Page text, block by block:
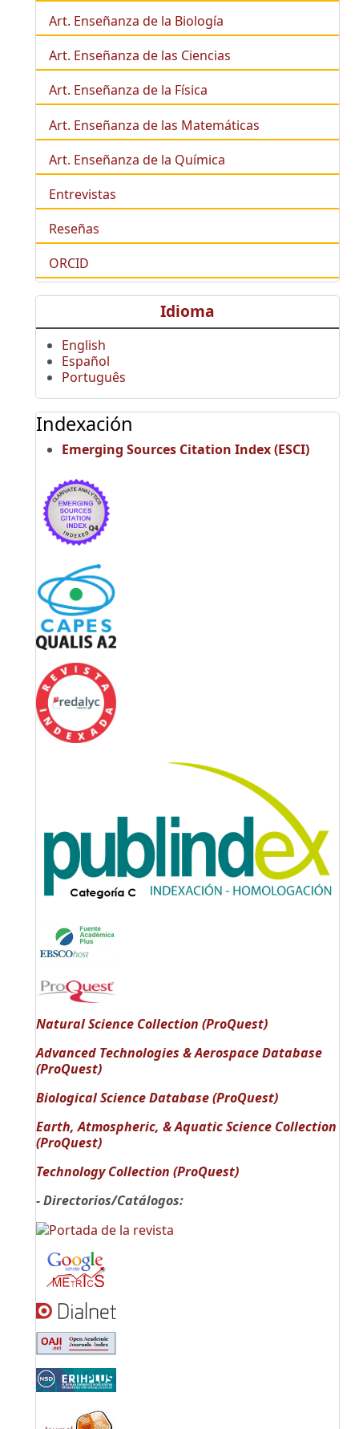
Art. Enseñanza de la Biología
Art. Enseñanza de las Ciencias
Art. Enseñanza de la Física
Art. Enseñanza de las Matemáticas
Art. Enseñanza de la Química
Entrevistas
Reseñas
ORCID
Idioma
English
Español
Português
Indexación
Emerging Sources Citation Index (ESCI)
Natural Science Collection (ProQuest)
Advanced Technologies & Aerospace Database
(ProQuest)
Biological Science Database (ProQuest)
Earth, Atmospheric, & Aquatic Science Collection
(ProQuest)
Technology Collection (ProQuest)
- Directorios/Catálogos: